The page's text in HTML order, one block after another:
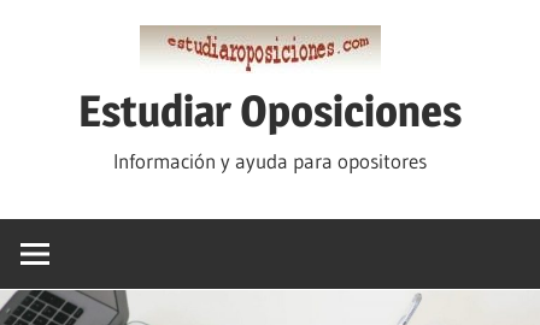
Estudiar Oposiciones
Información y ayuda para opositores